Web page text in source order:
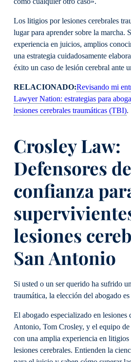
Los litigios por lesiones cerebrales
lugar para aprender sobre la marcha.
experiencia en juicios, amplios
una estrategia cuidadosamente
éxito un caso de lesión cerebral ante
RELACIONADO:Revisando mi
Lawyer Nation: estrategias para
lesiones cerebrales traumáticas (TBI).
Crosley Law:
Defensores de
confianza
lesiones
San Antonio
Si usted o un ser querido ha sufrido
traumática, la elección del abogado
El abogado especializado en lesiones
Antonio, Tom Crosley, y el equipo
con una amplia experiencia en
lesiones cerebrales. Entienden la